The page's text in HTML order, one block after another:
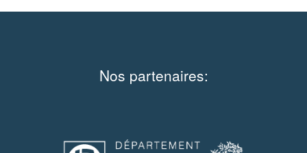
Nos partenaires: